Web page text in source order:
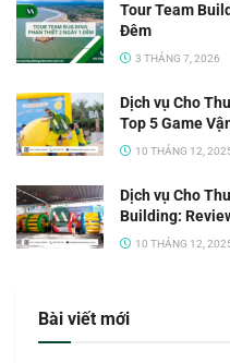
Tour Team
Đêm
3 THÁNG 7, 2026
Dịch vụ Cho
Top 5 Game
10 THÁNG 12,
Dịch vụ Cho
Building:
10 THÁNG 12,
Bài viết mới